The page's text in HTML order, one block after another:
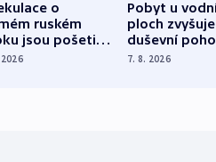
o
ruském
jsou pošetilé,
estonský
Pobyt u
ploch zvyšuje
duševní
ukázala
7. 8. 2026